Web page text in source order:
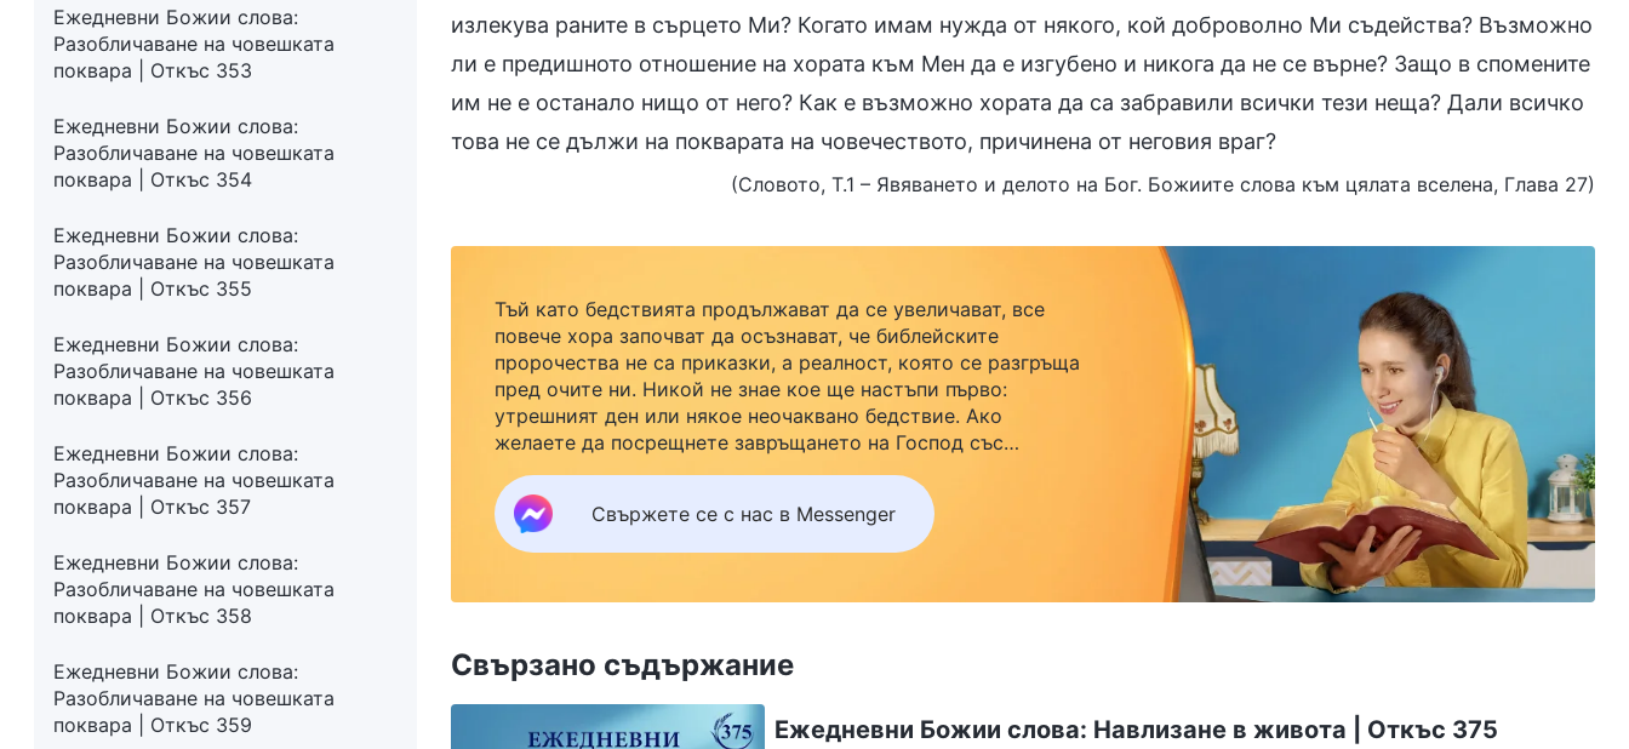
Ежедневни Божии слова:
Разобличаване на човешката
поквара | Откъс 353
Ежедневни Божии слова:
Разобличаване на човешката
поквара | Откъс 354
Ежедневни Божии слова:
Разобличаване на човешката
поквара | Откъс 355
Ежедневни Божии слова:
Разобличаване на човешката
поквара | Откъс 356
Ежедневни Божии слова:
Разобличаване на човешката
поквара | Откъс 357
Ежедневни Божии слова:
Разобличаване на човешката
поквара | Откъс 358
Ежедневни Божии слова:
Разобличаване на човешката
поквара | Откъс 359
излекува раните в сърцето Ми? Когато имам нужда от някого, кой доброволно Ми съдейства? Възможно
ли е предишното отношение на хората към Мен да е изгубено и никога да не се върне? Защо в спомените
им не е останало нищо от него? Как е възможно хората да са забравили всички тези неща? Дали всичко
това не се дължи на покварата на човечеството, причинена от неговия враг?
(Словото, Т.1 – Явяването и делото на Бог. Божиите слова към цялата вселена, Глава 27)
Тъй като бедствията продължават да се увеличават, все
повече хора започват да осъзнават, че библейските
пророчества не са приказки, а реалност, която се разгръща
пред очите ни. Никой не знае кое ще настъпи първо:
утрешният ден или някое неочаквано бедствие. Ако
желаете да посрещнете завръщането на Господ със
семейството си и да намерите безопасност под Божията
закрила, кликнете върху Messenger, за да се присъедините
към нашата група за изучаване. Не чакайте до утре.
Свържете се с нас в Messenger
Свързано съдържание
Ежедневни Божии слова: Навлизане в живота | Откъс 375